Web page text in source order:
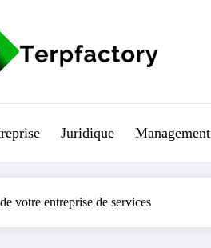
Juridique Management
votre entreprise de services